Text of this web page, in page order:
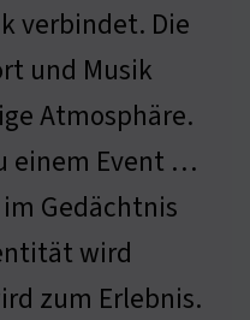
verbindet. Die
und Musik
Atmosphäre.
einem Event …
Gedächtnis
wird
zum Erlebnis.